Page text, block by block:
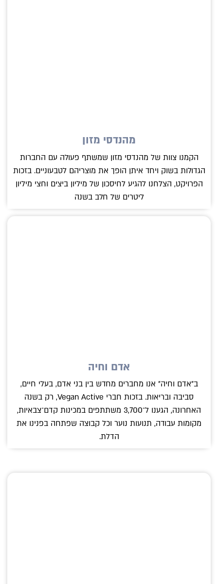
מהנדסי מזון
הקמנו צוות של מהנדסי מזון שמשתף פעולה עם החברות
הגדולות בשוק ויחד איתן הופך את מוצריהם לטבעוניים. בזכות
הפרויקט, הצלחנו להגיע לחיסכון של מיליון ביצים וחצי מיליון
ליטרים של חלב בשנה
אדם וחיה
ב״אדם וחיה״ אנו מחברים מחדש בין בני אדם, בעלי חיים,
סביבה ובריאות. בזכות חברי Vegan Active, רק בשנה
האחרונה, הגענו ל־3,700 משתתפים במכינות קדם־צבאיות,
מקומות עבודה, תנועות נוער וכל קבוצה שפתחה בפנינו את
הדלת.